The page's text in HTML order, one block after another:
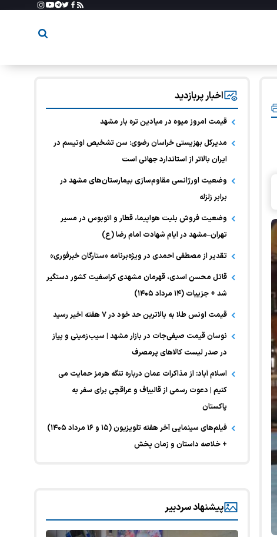
اخبار پربازدید
قیمت امروز میوه در میادین تره بار مشهد
مدیرکل بهزیستی خراسان رضوی: سن تشخیص اوتیسم در
ایران بالاتر از استاندارد جهانی است
وضعیت اورژانسی مقاوم‌سازی بیمارستان‌های مشهد در
برابر زلزله
وضعیت فروش بلیت هواپیما، قطار و اتوبوس در مسیر
تهران–مشهد در ایام شهادت امام رضا (ع)
تقدیر از مصطفی احمدی در ویژه‌برنامه «ستارگان خبرفوری»
قاتل محسن اسدی، قهرمان مشهدی کراسفیت کشور دستگیر
شد + جزییات (۱۴ مرداد ۱۴۰۵)
قیمت اونس طلا به بالاترین حد خود در ۷ هفته اخیر رسید
نوسان قیمت صیفی‌جات در بازار مشهد | سیب‌زمینی و پیاز
در صدر لیست کالا‌های پرمصرف
اسلام آباد: از مذاکرات عمان درباره تنگه هرمز حمایت می
کنیم | دعوت رسمی از قالیباف و عراقچی برای سفر به
پاکستان
فیلم‌های سینمایی آخر هفته تلویزیون (۱۵ و ۱۶ مرداد ۱۴۰۵)
+ خلاصه داستان و زمان پخش
پیشنهاد سردبیر